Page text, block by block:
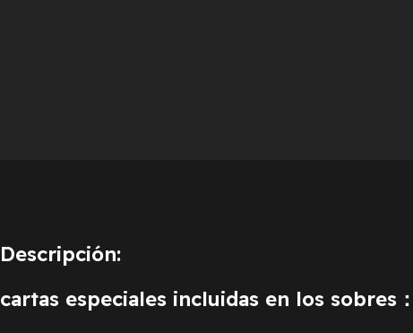
Descripción:
cartas especiales incluidas en los sobres ：